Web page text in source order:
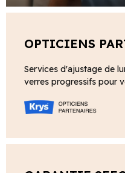
OPTICIENS
Services d'ajustage de
verres progressifs pour